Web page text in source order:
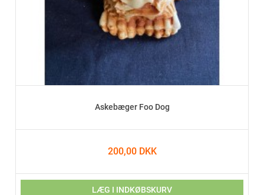
Askebæger Foo Dog
200,00 DKK
LÆG I INDKØBSKURV